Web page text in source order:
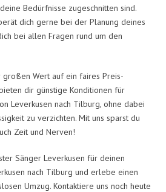
Bedürfnisse zugeschnitten sind.
dich gerne bei der Planung deines
bei allen Fragen rund um den
Wert auf ein faires Preis-
dir günstige Konditionen für
Leverkusen nach Tilburg, ohne dabei
zu verzichten. Mit uns sparst du
Zeit und Nerven!
Sänger Leverkusen für deinen
nach Tilburg und erlebe einen
Umzug. Kontaktiere uns noch heute